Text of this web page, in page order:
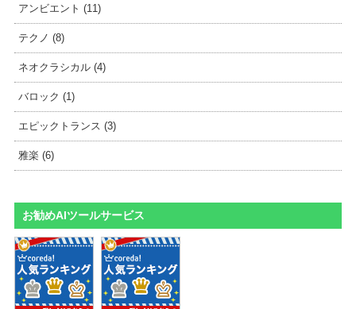
アンビエント (11)
テクノ (8)
ネオクラシカル (4)
バロック (1)
エピックトランス (3)
雅楽 (6)
お勧めAIツールサービス